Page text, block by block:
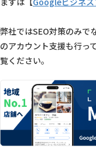
弊社ではSEO対策のみで
のアカウント支援も行っ
覧ください。